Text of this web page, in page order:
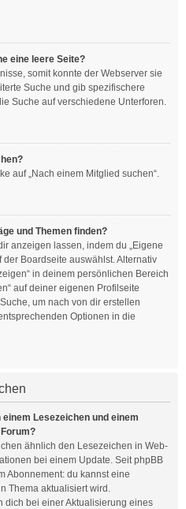
eine leere Seite?
somit konnte der Webserver sie
Suche und gib spezifischere
Suche auf verschiedene Unterforen.
auf „Nach einem Mitglied suchen“.
und Themen finden?
anzeigen lassen, indem du „Eigene
Boardseite auswählst. Alternativ
in deinem persönlichen Bereich
auf deiner eigenen Profilseite
um nach von dir erstellen
Optionen in die
Lesezeichen und einem
ähnlich den Lesezeichen in Web-
bei einem Update. Seit phpBB
Abonnement: du kannst eine
Thema aktualisiert wird.
dich bei einer Aktualisierung eines